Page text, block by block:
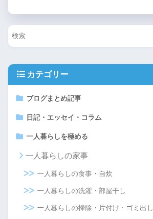
カテゴリー
ブログまとめ記事
日記・エッセイ・コラム
一人暮らしを極める
一人暮らしの家事
一人暮らしの食事・自炊
一人暮らしの洗濯・部屋干し
一人暮らしの掃除・片付け・ゴミ出し